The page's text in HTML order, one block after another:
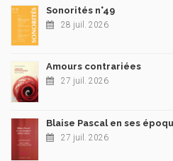
Sonorités n°49
28 juil. 2026
Amours contrariées
27 juil. 2026
Blaise Pascal en ses
27 juil. 2026